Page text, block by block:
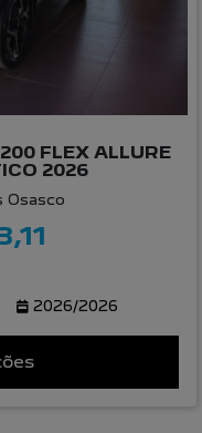
FLEX ALLURE
2026
Osasco
2026/2026